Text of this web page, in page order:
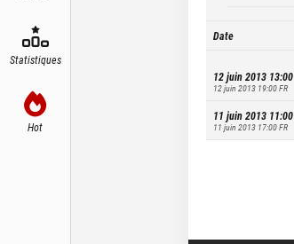
Statistiques
Hot
Date
12 juin 2013 13:00
12 juin 2013 19:00FR
11 juin 2013 11:00
11 juin 2013 17:00FR